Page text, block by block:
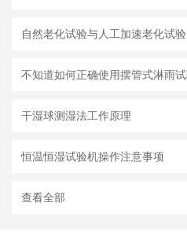
自然老化试验与人工加速老化试验
干湿球测湿法工作原理
恒温恒湿试验机操作注意事项
查看全部